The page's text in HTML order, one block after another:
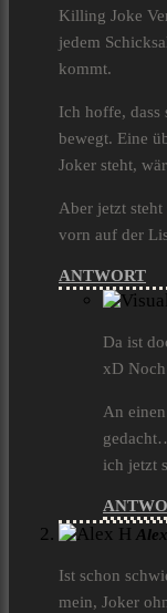
Killing Joke
jedem
kommt.
Ich hoffe, dass
bewegt. Eine
Joker steht,
Aber jetzt steht
vorn auf der
ANTWORT
Da ist
xD
An
ich jetzt
Ist schon
mein, Joker